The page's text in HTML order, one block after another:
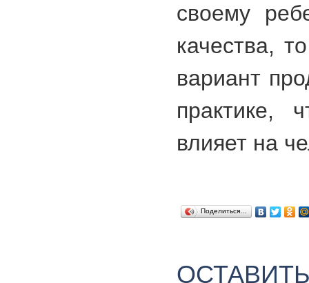
своему
качества,
вариант
практике,
влияет на
Поделиться…